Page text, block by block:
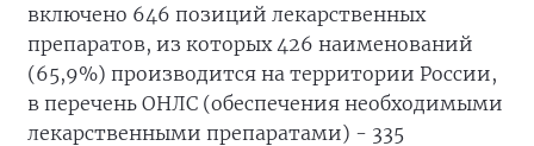
включено 646 позиций лекарственных
препаратов, из которых 426 наименований
(65,9%) производится на территории России,
в перечень ОНЛС (обеспечения необходимыми
лекарственными препаратами) - 335